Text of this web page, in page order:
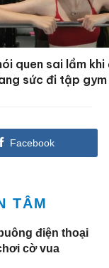
quen sai lầm khi
sức đi tập gym
Facebook
TÂM
điện thoại
cờ vua